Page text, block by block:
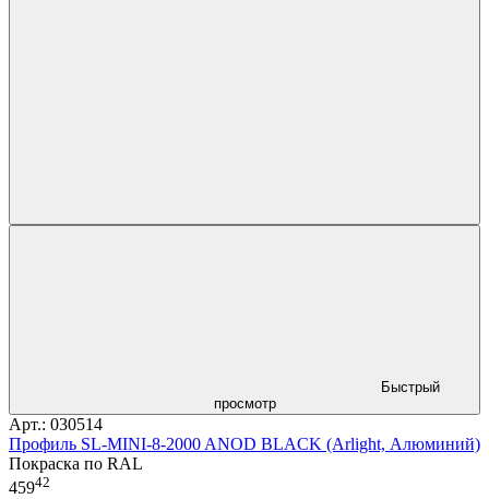
Быстрый
просмотр
Арт.: 030514
Профиль SL-MINI-8-2000 ANOD BLACK (Arlight, Алюминий)
Покраска по RAL
45942